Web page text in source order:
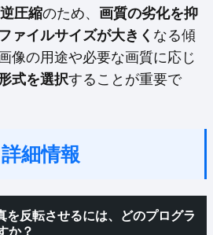
圧縮のため、 画質の劣化を抑
ファイルサイズが大きく なる傾
像の用途や必要な画質に応じ
式を選択することが重要で
詳細情報
反転させるには、どのプログラ
か？